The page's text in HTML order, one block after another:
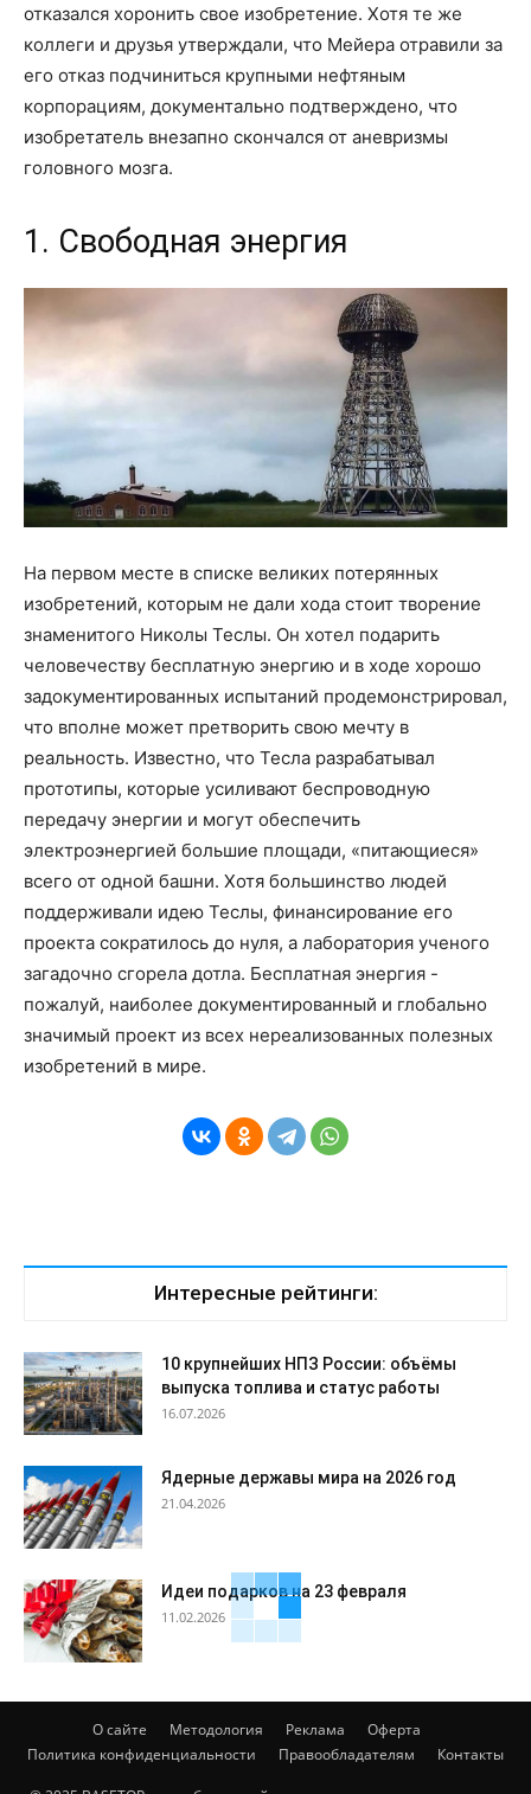
отказался хоронить свое изобретение. Хотя те же
коллеги и друзья утверждали, что Мейера отравили за
его отказ подчиниться крупными нефтяным
корпорациям, документально подтверждено, что
изобретатель внезапно скончался от аневризмы
головного мозга.
1. Свободная энергия
На первом месте в списке великих потерянных
изобретений, которым не дали хода стоит творение
знаменитого Николы Теслы. Он хотел подарить
человечеству бесплатную энергию и в ходе хорошо
задокументированных испытаний продемонстрировал,
что вполне может претворить свою мечту в
реальность. Известно, что Тесла разрабатывал
прототипы, которые усиливают беспроводную
передачу энергии и могут обеспечить
электроэнергией большие площади, «питающиеся»
всего от одной башни. Хотя большинство людей
поддерживали идею Теслы, финансирование его
проекта сократилось до нуля, а лаборатория ученого
загадочно сгорела дотла. Бесплатная энергия -
пожалуй, наиболее документированный и глобально
значимый проект из всех нереализованных полезных
изобретений в мире.
Интересные рейтинги:
10 крупнейших НПЗ России: объёмы
выпуска топлива и статус работы
16.07.2026
Ядерные державы мира на 2026 год
21.04.2026
Идеи подарков на 23 февраля
11.02.2026
О сайте Методология Реклама
Оферта
Политика конфиденциальности
Правообладателям Контакты